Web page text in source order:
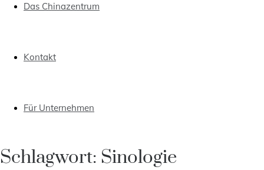
Das Chinazentrum
Kontakt
Für Unternehmen
Schlagwort: Sinologie